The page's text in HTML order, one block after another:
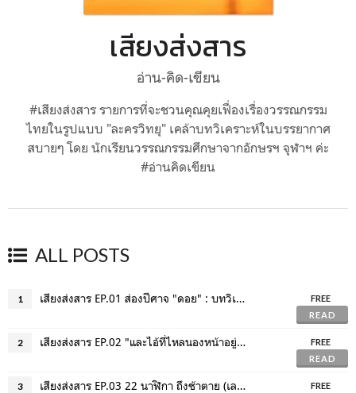
เสียงส่งสาร
อ่าน-คิด-เขียน
#เสียงส่งสาร รายการที่จะชวนคุณคุยเฟื่องเรื่องวรรณกรรม
ไทยในรูปแบบ "ละครวิทยุ" เคล้าบทวิเคราะห์ในบรรยากาศ
สบายๆ โดย นักเรียนวรรณกรรมศึกษาจากอักษรฯ จุฬาฯ ค่ะ
#อ่านคิดเขียน
ALL POSTS
1 เสียงส่งสาร EP.01 ส่องปีศาจ "ดอย" : บทวิเคราะห์เรื่องสั้น "ดอยรวก"
FREE
READ
2 เสียงส่งสาร EP.02 "และไอ้ที่ไหลนองหน้าอยู่นี่ น้ําฝนหรอก ใครว่าน้ําตา..."
FREE
READ
3 เสียงส่งสาร EP.03 22 นาฬิกา ถึงช้าตาย (เลยเหรอ) : บทวิเคราะห์นวนิยายของภาคินัย
FREE